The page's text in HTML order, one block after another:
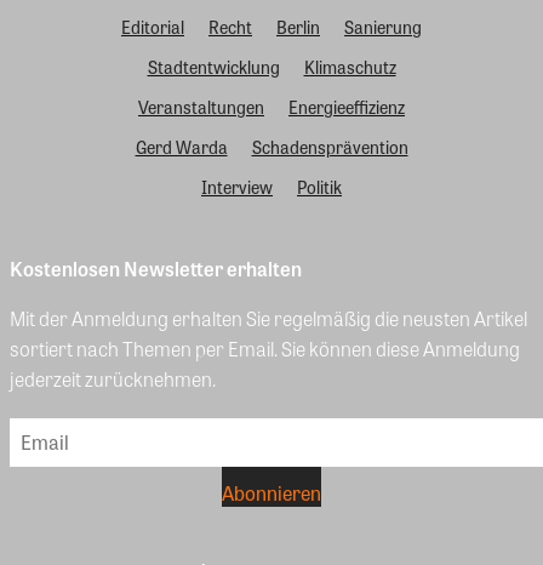
Editorial
Recht Berlin
Sanierung
Stadtentwicklung
Klimaschutz
Veranstaltungen
Energieeffizienz
Gerd Warda
Schadensprävention
Interview
Politik
Kostenlosen Newsletter erhalten
Mit der Anmeldung erhalten Sie regelmäßig die neusten Artikel
sortiert nach Themen per Email. Sie können diese Anmeldung
jederzeit zurücknehmen.